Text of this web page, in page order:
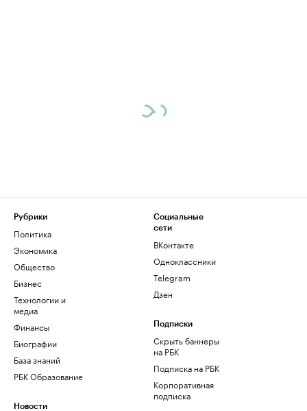
Рубрики
Политика
Экономика
Общество
Бизнес
Технологии и
медиа
Финансы
Биографии
База знаний
РБК Образование
Новости
Социальные
сети
ВКонтакте
Одноклассники
Telegram
Дзен
Подписки
Скрыть баннеры
на РБК
Подписка на РБК
Корпоративная
подписка